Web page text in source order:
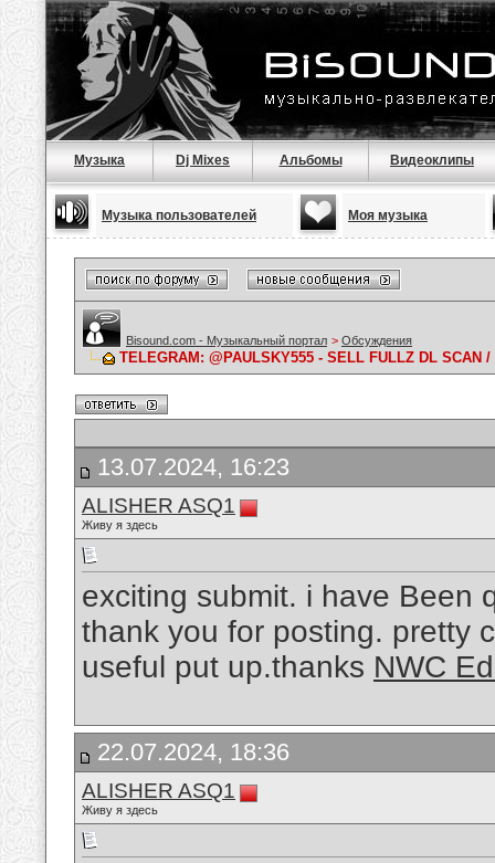
Музыка Dj Mixes Альбомы Видеоклипы
Музыка пользователей Моя музыка
Bisound.com - Музыкальный портал > Обсуждения
TELEGRAM: @PAULSKY555 - SELL FULLZ DL SCAN
13.07.2024, 16:23
ALISHER ASQ1
Живу я здесь
exciting submit. i have Been
thank you for posting. pretty
useful put up.thanks NWC
22.07.2024, 18:36
ALISHER ASQ1
Живу я здесь